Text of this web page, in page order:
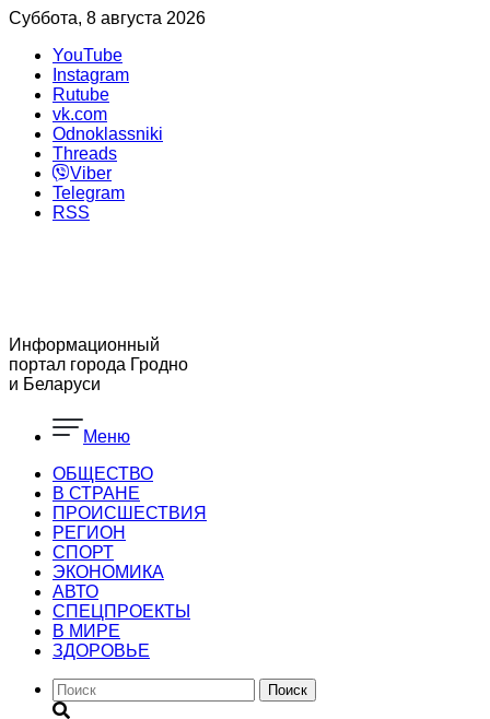
Суббота, 8 августа 2026
YouTube
Instagram
Rutube
vk.com
Odnoklassniki
Threads
Viber
Telegram
RSS
Информационный
портал города Гродно
и Беларуси
Меню
ОБЩЕСТВО
В СТРАНЕ
ПРОИСШЕСТВИЯ
РЕГИОН
CПОРТ
ЭКОНОМИКА
АВТО
СПЕЦПРОЕКТЫ
В МИРЕ
ЗДОРОВЬЕ
Поиск